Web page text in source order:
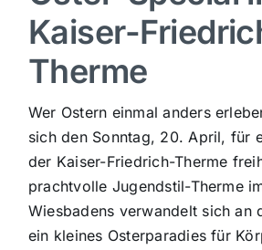
Sport
Panorama
Mein Stadtteil
Kaiser-
Therme
Wer Ostern einmal anders
sich den Sonntag, 20. April, für
der Kaiser-Friedrich-Therme
prachtvolle Jugendstil-Therme
Wiesbadens verwandelt sich an
ein kleines Osterparadies für